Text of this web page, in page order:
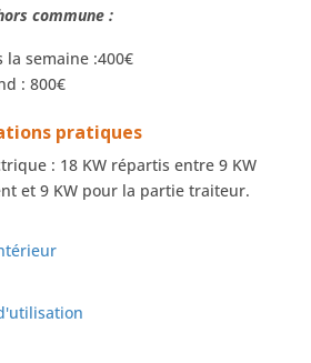
commune :
la semaine :400€
: 800€
pratiques
: 18 KW répartis entre 9 KW
et 9 KW pour la partie traiteur.